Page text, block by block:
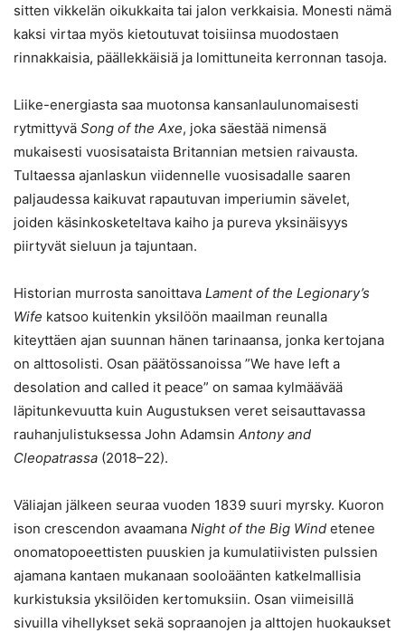
sitten vikkelän oikukkaita tai jalon verkkaisia. Monesti nämä
kaksi virtaa myös kietoutuvat toisiinsa muodostaen
rinnakkaisia, päällekkäisiä ja lomittuneita kerronnan tasoja.
Liike-energiasta saa muotonsa kansanlaulunomaisesti
rytmittyvä Song of the Axe, joka säestää nimensä
mukaisesti vuosisataista Britannian metsien raivausta.
Tultaessa ajanlaskun viidennelle vuosisadalle saaren
paljaudessa kaikuvat rapautuvan imperiumin sävelet,
joiden käsinkosketeltava kaiho ja pureva yksinäisyys
piirtyvät sieluun ja tajuntaan.
Historian murrosta sanoittava Lament of the Legionary’s
Wife katsoo kuitenkin yksilöön maailman reunalla
kiteyttäen ajan suunnan hänen tarinaansa, jonka kertojana
on alttosolisti. Osan päätössanoissa ”We have left a
desolation and called it peace” on samaa kylmäävää
läpitunkevuutta kuin Augustuksen veret seisauttavassa
rauhanjulistuksessa John Adamsin Antony and
Cleopatrassa (2018–22).
Väliajan jälkeen seuraa vuoden 1839 suuri myrsky. Kuoron
ison crescendon avaamana Night of the Big Wind etenee
onomatopoeettisten puuskien ja kumulatiivisten pulssien
ajamana kantaen mukanaan sooloäänten katkelmallisia
kurkistuksia yksilöiden kertomuksiin. Osan viimeisillä
sivuilla vihellykset sekä sopraanojen ja alttojen huokaukset